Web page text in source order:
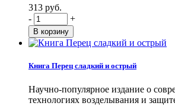
313 руб.
-
+
Книга Перец сладкий и острый
Научно-популярное издание о
технологиях возделывания и